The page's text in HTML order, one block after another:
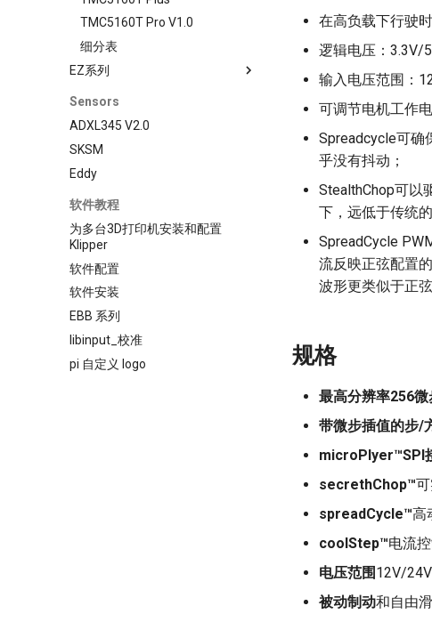
TMC5160T Pro V1.0
细分表
EZ系列
EZ2208
EZ2225
EZ2226
EZDriver Connector
EZ2209
EZ31865
Sensors
ADXL345 V2.0
SKSM
Eddy
软件教程
为多台3D打印机安装和配置
Klipper
软件配置
软件安装
EBB 系列
libinput_校准
pi 自定义 logo
在高负载下行驶
逻辑电压：3.3V/
输入电压范围：
可调节电机工作
Spreadcycle可确
乎没有抖动；
StealthChop可以
下，远低于传统
SpreadCycle
流反映正弦配置
波形更类似于正
规格
最高分辨率256
带微步插值的步/
microPlyer™SPI
secrethChop™
spreadCycle™高
coolStep™电流
电压范围12V/
被动制动和自由